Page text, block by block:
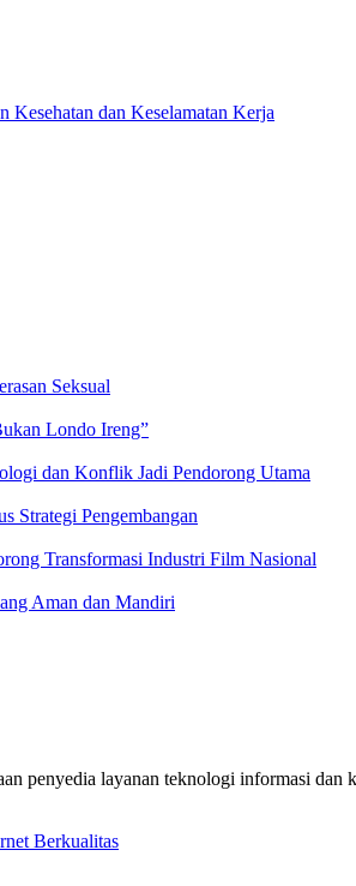
dan Keselamatan Kerja
Seksual
Londo Ireng”
dan Konflik Jadi Pendorong Utama
Strategi Pengembangan
Transformasi Industri Film Nasional
Aman dan Mandiri
penyedia layanan teknologi informasi
Berkualitas